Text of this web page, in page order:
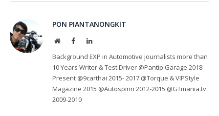
PON PIANTANONGKIT
WebsiteFacebookLinkedIn
Background EXP in Automotive journalists more than
10 Years Writer & Test Driver @Pantip Garage 2018-
Present @9carthai 2015- 2017 @Torque & VIPStyle
Magazine 2015 @Autospinn 2012-2015 @GTmania.tv
2009-2010